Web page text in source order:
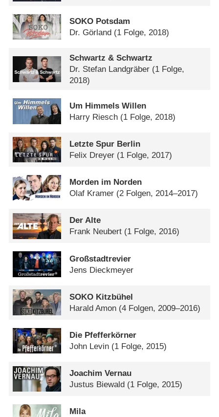
SOKO Potsdam
Dr. Görland (1 Folge, 2018)
Schwartz & Schwartz
Dr. Stefan Landgräber (1 Folge,
2018)
Um Himmels Willen
Harry Riesch (1 Folge, 2018)
Letzte Spur Berlin
Felix Dreyer (1 Folge, 2017)
Morden im Norden
Olaf Kramer (2 Folgen, 2014–2017)
Der Alte
Frank Neubert (1 Folge, 2016)
Großstadtrevier
Jens Dieckmeyer
SOKO Kitzbühel
Harald Amon (4 Folgen, 2009–2016)
Die Pfefferkörner
John Levin (1 Folge, 2015)
Joachim Vernau
Justus Biewald (1 Folge, 2015)
Mila